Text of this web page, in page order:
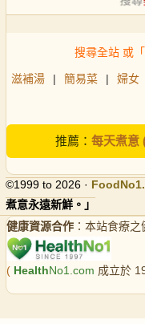
搜尋全站 或
滋補湯 | 簡易菜 | 婦女
推薦： 每天煮意
©1999 to 2026 · FoodNo1
煮意永遠新鮮。」
健康資源合作 ：本站食療
( HealthNo1.com 成立於